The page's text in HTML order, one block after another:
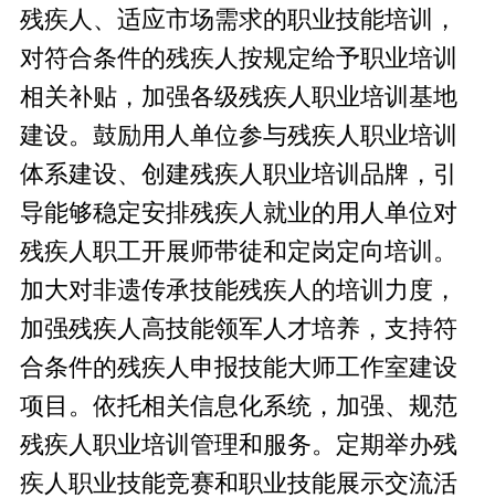
残疾人、适应市场需求的职业技能培训，
对符合条件的残疾人按规定给予职业培训
相关补贴，加强各级残疾人职业培训基地
建设。鼓励用人单位参与残疾人职业培训
体系建设、创建残疾人职业培训品牌，引
导能够稳定安排残疾人就业的用人单位对
残疾人职工开展师带徒和定岗定向培训。
加大对非遗传承技能残疾人的培训力度，
加强残疾人高技能领军人才培养，支持符
合条件的残疾人申报技能大师工作室建设
项目。依托相关信息化系统，加强、规范
残疾人职业培训管理和服务。定期举办残
疾人职业技能竞赛和职业技能展示交流活